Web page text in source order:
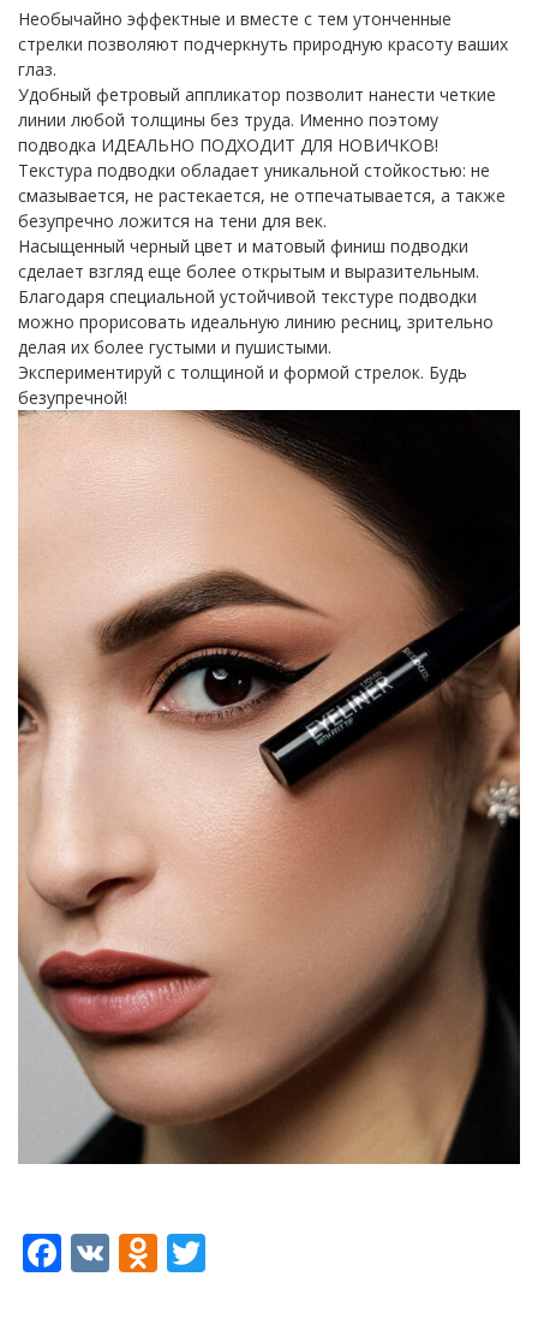
Необычайно эффектные и вместе с тем утонченные
стрелки позволяют подчеркнуть природную красоту ваших
глаз.
Удобный фетровый аппликатор позволит нанести четкие
линии любой толщины без труда. Именно поэтому
подводка ИДЕАЛЬНО ПОДХОДИТ ДЛЯ НОВИЧКОВ!
Текстура подводки обладает уникальной стойкостью: не
смазывается, не растекается, не отпечатывается, а также
безупречно ложится на тени для век.
Насыщенный черный цвет и матовый финиш подводки
сделает взгляд еще более открытым и выразительным.
Благодаря специальной устойчивой текстуре подводки
можно прорисовать идеальную линию ресниц, зрительно
делая их более густыми и пушистыми.
Экспериментируй с толщиной и формой стрелок. Будь
безупречной!
FACEBOOK
VK ODNOKLASSNIKI